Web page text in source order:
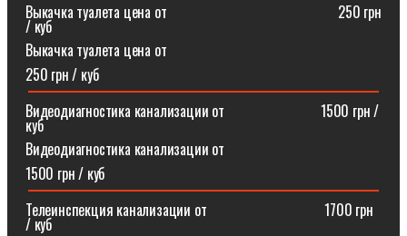
Выкачка туалета цена от⠀⠀⠀⠀⠀⠀⠀⠀⠀⠀⠀⠀⠀⠀⠀⠀250 грн
/ куб
Выкачка туалета цена от
250 грн / куб
Видеодиагностика канализации от⠀⠀⠀⠀⠀⠀⠀⠀⠀1500 грн /
куб
Видеодиагностика канализации от
1500 грн / куб
Телеинспекция канализации от⠀⠀⠀⠀⠀⠀⠀⠀⠀⠀⠀1700 грн
/ куб